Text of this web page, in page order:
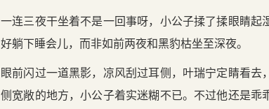
一连三夜干坐着不是一回事呀，小公子揉了揉眼睛
好躺下睡会儿，而非如前两夜和黑豹枯坐至深夜。
眼前闪过一道黑影，凉风刮过耳侧，叶瑞宁定睛看
侧宽敞的地方，小公子着实迷糊不已。不过他还是